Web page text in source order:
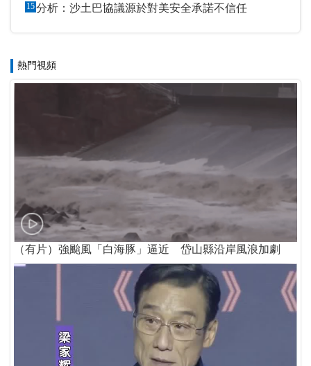
15分析：沙土巴協議源於對美安全承諾不信任
熱門視頻
（有片）強颱風「白海豚」逼近 岱山縣沿岸風浪加劇